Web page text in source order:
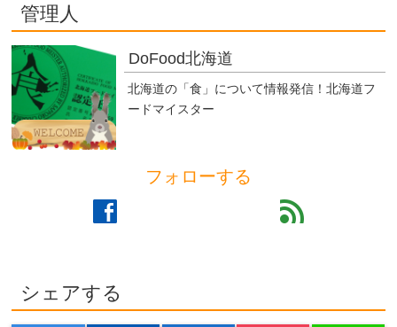
管理人
DoFood北海道
北海道の「食」について情報発信！北海道フ
ードマイスター
フォローする
facebook feed
シェアする